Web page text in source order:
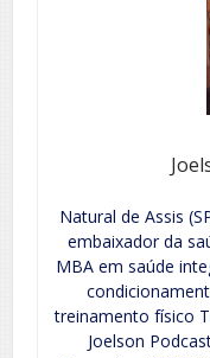
Natural de Assis
embaixador da
MBA em saúde
treinamento físico
Joelson